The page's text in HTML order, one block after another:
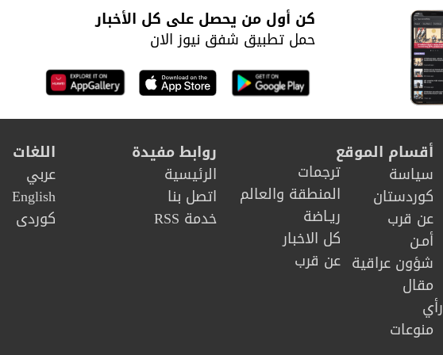
ضروري
كن أول من يحصل على كل الأخبار
حمل تطبيق شفق نيوز الان
أقسام الموقع
سیاسة
كوردستان
عن قرب
أمـن
شؤون عراقية
مقال
رأي
منوعات
ترجمات
المنطقة والعالم
ريـاضة
كل الاخبار
عن قرب
روابط مفيدة
الرئيسية
اتصل بنا
خدمة RSS
اللغات
عربي
English
كوردى